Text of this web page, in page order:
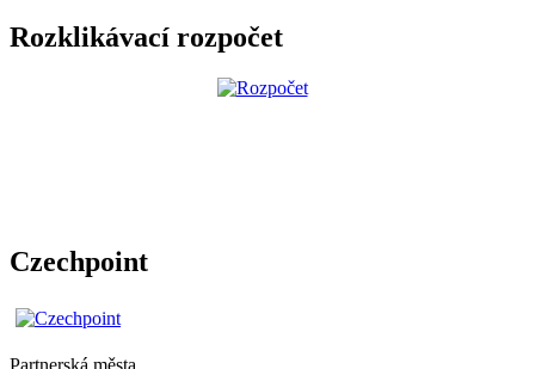
Rozklikávací rozpočet
Czechpoint
Partnerská města